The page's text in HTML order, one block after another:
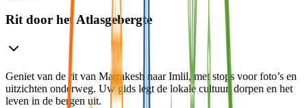
Rit door het Atlasgebergte
Geniet van de rit van Marrakesh naar Imlil, met stops voor foto’s en
uitzichten onderweg. Uw gids legt de lokale cultuur, dorpen en het
leven in de bergen uit.